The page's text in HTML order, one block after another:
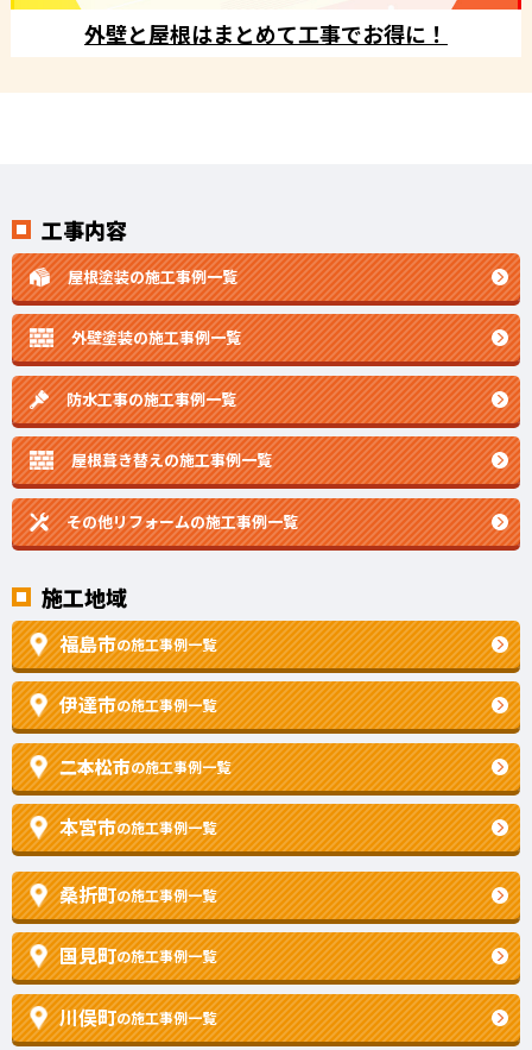
外壁と屋根はまとめて工事でお得に！
工事内容
屋根塗装の施工事例一覧
外壁塗装の施工事例一覧
防水工事の施工事例一覧
屋根葺き替えの施工事例一覧
その他リフォームの施工事例一覧
施工地域
福島市の施工事例一覧
伊達市の施工事例一覧
二本松市の施工事例一覧
本宮市の施工事例一覧
桑折町の施工事例一覧
国見町の施工事例一覧
川俣町の施工事例一覧